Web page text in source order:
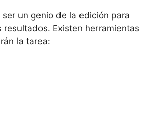
un genio de la edición para
resultados. Existen herramientas
la tarea: